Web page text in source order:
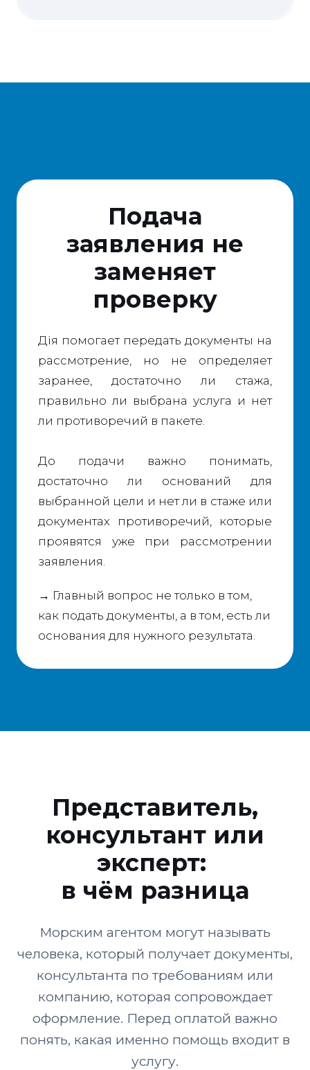
Подача
заявления не
заменяет
проверку
Дія помогает передать документы на
рассмотрение, но не определяет
заранее, достаточно ли стажа,
правильно ли выбрана услуга и нет
ли противоречий в пакете.
До подачи важно понимать,
достаточно ли оснований для
выбранной цели и нет ли в стаже или
документах противоречий, которые
проявятся уже при рассмотрении
заявления.
→ Главный вопрос не только в том,
как подать документы, а в том, есть ли
основания для нужного результата.
Представитель,
консультант или
эксперт:
в чём разница
Морским агентом могут называть
человека, который получает документы,
консультанта по требованиям или
компанию, которая сопровождает
оформление. Перед оплатой важно
понять, какая именно помощь входит в
услугу.